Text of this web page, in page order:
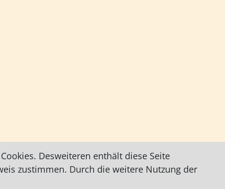
Desweiteren enthält diese Seite
zustimmen. Durch die weitere Nutzung der